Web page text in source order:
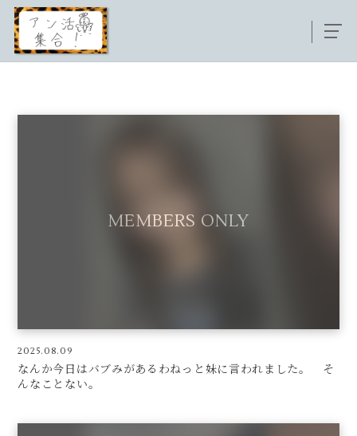
2025.08.09
なんか今日はバブみがあるわねっと妹に言われました。 そ
んなことない。